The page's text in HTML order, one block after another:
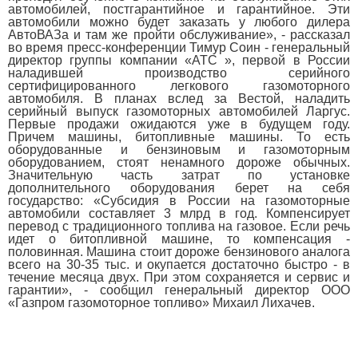
автомобилей, постгарантийное и гарантийное. Эти
автомобили можно будет заказать у любого дилера
АвтоВАЗа и там же пройти обслуживание», - рассказал
во время пресс-конференции Тимур Соин - генеральный
директор группы компании «АТС », первой в России
наладившей производство серийного
сертифицированного легкового газомоторного
автомобиля. В планах вслед за Вестой, наладить
серийный выпуск газомоторных автомобилей Ларгус.
Первые продажи ожидаются уже в будущем году.
Причем машины, битопливные машины. То есть
оборудованные и бензиновым и газомоторным
оборудованием, стоят ненамного дороже обычных.
Значительную часть затрат по установке
дополнительного оборудования берет на себя
государство: «Субсидия в России на газомоторные
автомобили составляет 3 млрд в год. Компенсирует
перевод с традиционного топлива на газовое. Если речь
идет о битопливной машине, то компенсация -
половинная. Машина стоит дороже бензинового аналога
всего на 30-35 тыс. и окупается достаточно быстро - в
течение месяца двух. При этом сохраняется и сервис и
гарантии», - сообщил генеральный директор ООО
«Газпром газомоторное топливо» Михаил Лихачев.